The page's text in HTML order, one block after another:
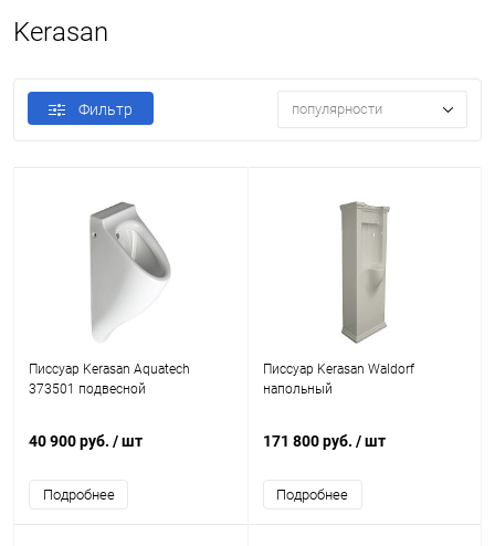
Kerasan
Фильтр популярности
Писсуар Kerasan Aquatech
373501 подвесной
40 900 руб. / шт
Подробнее
Писсуар Kerasan Waldorf
напольный
171 800 руб. / шт
Подробнее